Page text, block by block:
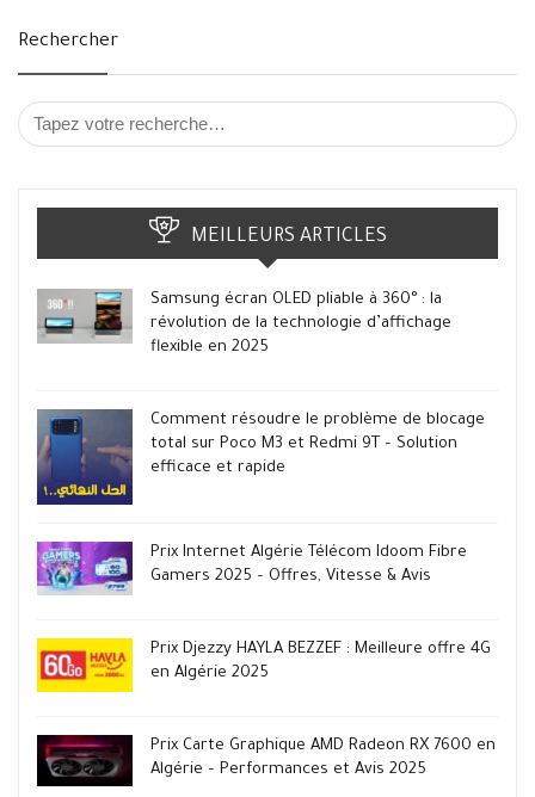
Rechercher
MEILLEURS ARTICLES
Samsung écran OLED pliable à 360° : la
révolution de la technologie d’affichage
flexible en 2025
Comment résoudre le problème de blocage
total sur Poco M3 et Redmi 9T – Solution
efficace et rapide
Prix Internet Algérie Télécom Idoom Fibre
Gamers 2025 – Offres, Vitesse & Avis
Prix Djezzy HAYLA BEZZEF : Meilleure offre 4G
en Algérie 2025
Prix Carte Graphique AMD Radeon RX 7600 en
Algérie – Performances et Avis 2025